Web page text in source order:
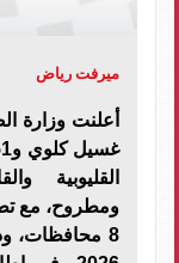
ميرفت رياض
القليوبية
8 محافظات،